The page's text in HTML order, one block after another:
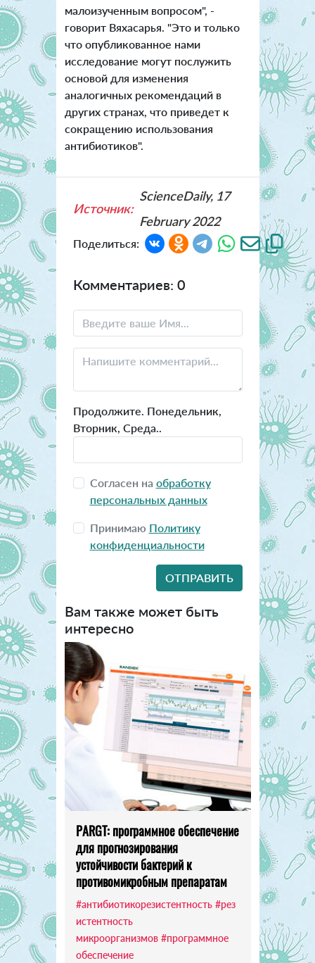
малоизученным вопросом", -
говорит Вяхасарья. "Это и только
что опубликованное нами
исследование могут послужить
основой для изменения
аналогичных рекомендаций в
других странах, что приведет к
сокращению использования
антибиотиков".
Источник:
ScienceDaily, 17
February 2022
Поделиться:
Комментариев: 0
Продолжите. Понедельник,
Вторник, Среда..
Согласен на обработку
персональных данных
Принимаю Политику
конфиденциальности
Вам также может быть
интересно
PARGT: программное обеспечение
для прогнозирования
устойчивости бактерий к
противомикробным препаратам
#антибиотикорезистентность #рез
истентность
микроорганизмов #программное
обеспечение